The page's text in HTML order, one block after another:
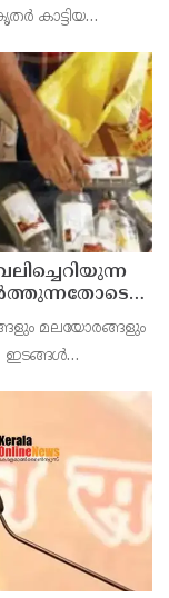
കാട്ടിയ
പദ്ധതി
തലതിരിഞ്ഞ
മലയോരങ്ങളും
ഇടങ്ങള്‍